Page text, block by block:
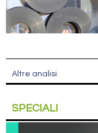
Altre analisi
SPECIALI